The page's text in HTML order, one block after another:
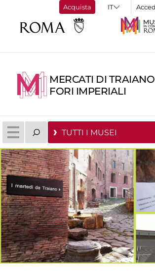
Acquista
MERCATI DI
FORI IMPERIALI
TUTTI I MUSEI